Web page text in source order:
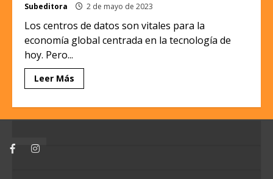
Subeditora 2 de mayo de 2023
Los centros de datos son vitales para la
economía global centrada en la tecnología de
hoy. Pero...
Leer Más
FacebookInstagram